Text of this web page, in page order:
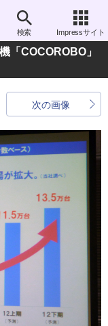
検索 Impressサイト
「COCOROBO」
次の画像